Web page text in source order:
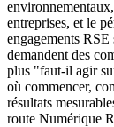
entreprises, et le
engagements
demandent des
plus "faut-il agir
où commencer,
résultats
route Numérique